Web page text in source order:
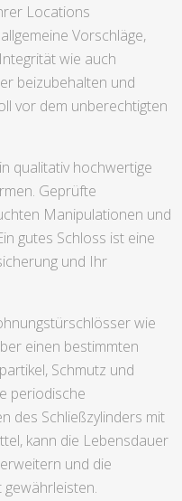
Locations
Vorschläge,
wie auch
beizubehalten und
vor dem unberechtigten
qualitativ hochwertige
Geprüfte
Manipulationen und
gutes Schloss ist eine
und Ihr
wie
einen bestimmten
Schmutz und
periodische
des Schließzylinders mit
kann die Lebensdauer
und die